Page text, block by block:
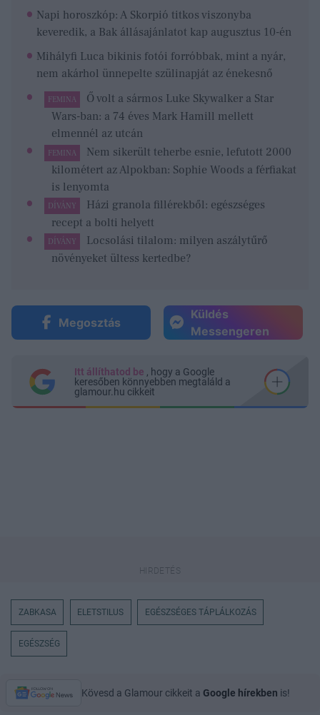
Napi horoszkóp: A Skorpió titkos viszonyba
keveredik, a Bak állásajánlatot kap augusztus 10-én
Mihályfi Luca bikinis fotói forróbbak, mint a nyár,
nem akárhol ünnepelte szülinapját az énekesnő
FEMINA
Ő volt a sármos Luke Skywalker a Star
Wars-ban: a 74 éves Mark Hamill mellett
elmennél az utcán
FEMINA
Nem sikerült teherbe esnie, lefutott 2000
kilométert az Alpokban: Sophie Woods a férfiakat
is lenyomta
DÍVÁNY
Házi granola fillérekből: egészséges
recept a bolti helyett
DÍVÁNY
Locsolási tilalom: milyen aszálytűrő
növényeket ültess kertedbe?
Megosztás
Küldés
Messengeren
Itt állíthatod be , hogy a Google
keresőben könnyebben megtaláld a
glamour.hu cikkeit
ZABKASA ELETSTILUS EGÉSZSÉGES TÁPLÁLKOZÁS
EGÉSZSÉG
Kövesd a Glamour cikkeit a Google hírekben is!